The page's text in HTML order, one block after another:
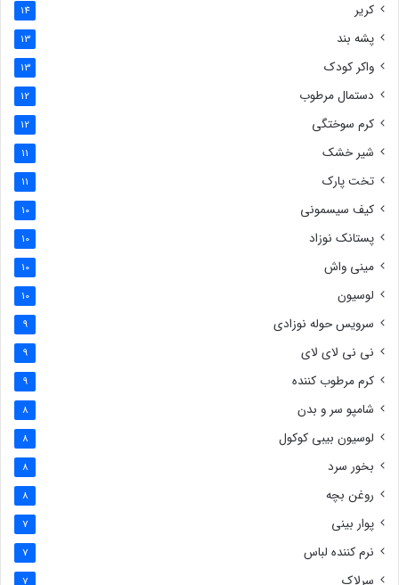
کریر 14
پشه بند 13
واکر کودک 13
دستمال مرطوب 12
کرم سوختگی 12
شیر خشک 11
تخت پارک 11
کیف سیسمونی 10
پستانک نوزاد 10
مینی واش 10
لوسیون 10
سرویس حوله نوزادی 9
نی نی لای لای 9
کرم مرطوب کننده 9
شامپو سر و بدن 8
لوسیون بیبی کوکول 8
بخور سرد 8
روغن بچه 8
پوار بینی 7
نرم کننده لباس 7
سرلاک 7